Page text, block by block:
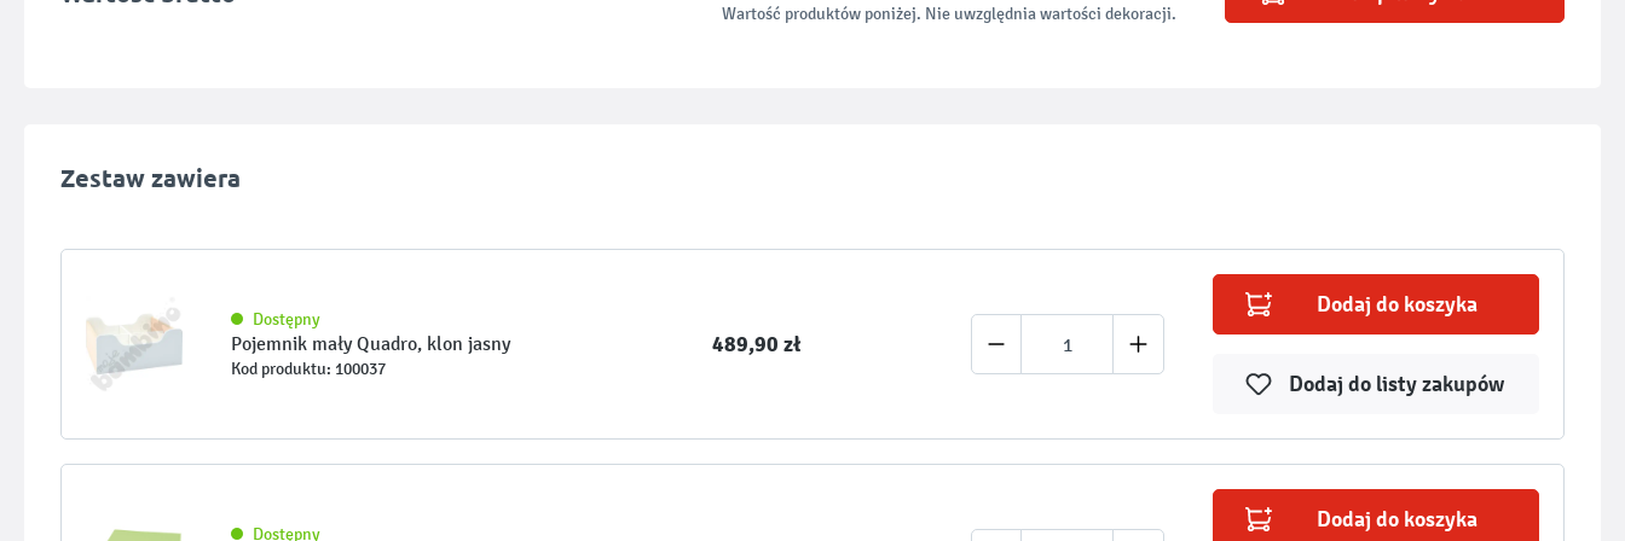
Wartość produktów poniżej. Nie uwzględnia wartości dekoracji.
Zestaw zawiera
Dostępny
Pojemnik mały Quadro, klon jasny
Kod produktu: 100037
489,90 zł ­­
Dodaj do koszyka
Dodaj do listy zakupów
Dostępny
Dodaj do koszyka